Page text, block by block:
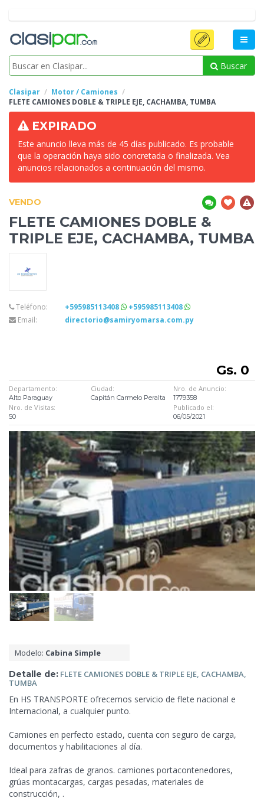
Buscar
Clasipar
Motor / Camiones
FLETE CAMIONES DOBLE & TRIPLE EJE, CACHAMBA, TUMBA
EXPIRADO
Este anuncio lleva más de 45 días publicado. Es probable
que la operación haya sido concretada o finalizada. Vea
anuncios relacionados a continuación del mismo.
VENDO
FLETE CAMIONES DOBLE &
TRIPLE EJE, CACHAMBA, TUMBA
Teléfono: +595985113408
+595985113408
Email:
directorio@samiryomarsa.com.py
Gs. 0
Departamento:
Alto Paraguay
Ciudad:
Capitán Carmelo Peralta
Nro. de Anuncio:
1779358
Nro. de Visitas:
50
Publicado el:
06/05/2021
Modelo: Cabina Simple
Detalle de: FLETE CAMIONES DOBLE & TRIPLE EJE, CACHAMBA,
TUMBA
En HS TRANSPORTE ofrecemos servicio de flete nacional e
Internacional, a cualquier punto.
Camiones en perfecto estado, cuenta con seguro de carga,
documentos y habilitaciones al día.
Ideal para zafras de granos. camiones portacontenedores,
grúas montacargas, cargas pesadas, materiales de
construcción, .